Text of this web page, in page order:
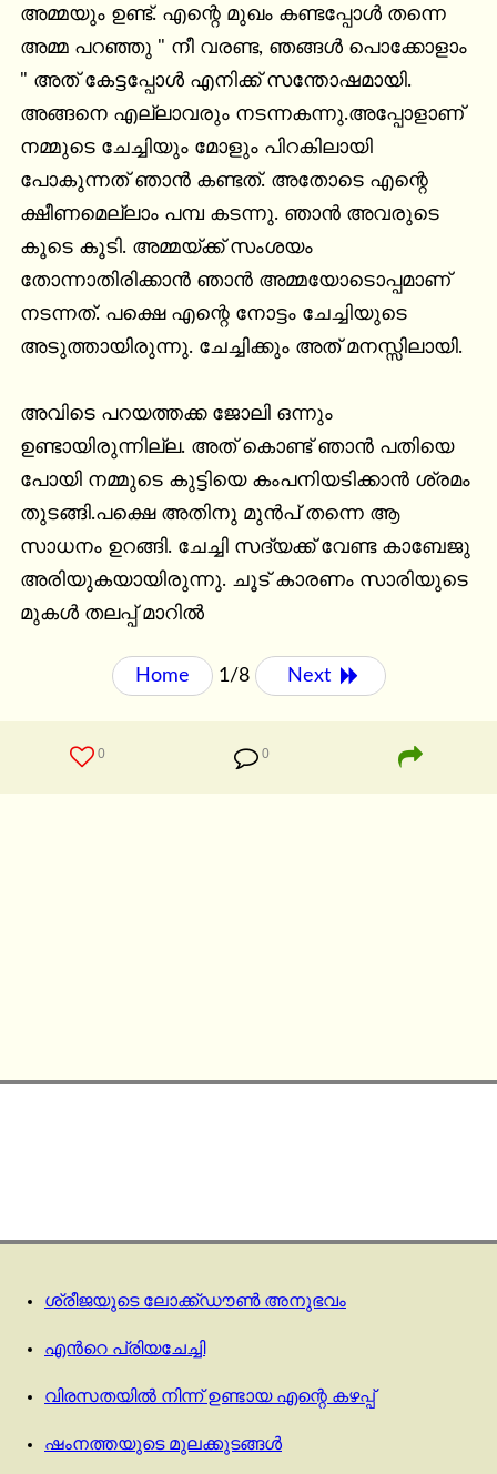
അമ്മയും ഉണ്ട്. എന്റെ മുഖം കണ്ടപ്പോള്‍ തന്നെ
അമ്മ പറഞ്ഞു " നീ വരണ്ട, ഞങ്ങള്‍ പൊക്കോളാം
" അത് കേട്ടപ്പോള്‍ എനിക്ക് സന്തോഷമായി.
അങ്ങനെ എല്ലാവരും നടന്നകന്നു.അപ്പോളാണ്
നമ്മുടെ ചേച്ചിയും മോളും പിറകിലായി
പോകുന്നത് ഞാന്‍ കണ്ടത്. അതോടെ എന്റെ
ക്ഷീണമെല്ലാം പമ്പ കടന്നു. ഞാന്‍ അവരുടെ
കൂടെ കൂടി. അമ്മയ്ക്ക് സംശയം
തോന്നാതിരിക്കാന്‍ ഞാന്‍ അമ്മയോടൊപ്പമാണ്
നടന്നത്. പക്ഷെ എന്റെ നോട്ടം ചേച്ചിയുടെ
അടുത്തായിരുന്നു. ചേച്ചിക്കും അത് മനസ്സിലായി.
അവിടെ പറയത്തക്ക ജോലി ഒന്നും
ഉണ്ടായിരുന്നില്ല. അത് കൊണ്ട് ഞാന്‍ പതിയെ
പോയി നമ്മുടെ കുട്ടിയെ കംപനിയടിക്കാന്‍ ശ്രമം
തുടങ്ങി.പക്ഷെ അതിനു മുന്‍പ് തന്നെ ആ
സാധനം ഉറങ്ങി. ചേച്ചി സദ്യക്ക് വേണ്ട കാബേജു
അരിയുകയായിരുന്നു. ചൂട് കാരണം സാരിയുടെ
മുകള്‍ തലപ്പ്‌ മാറില്‍
Home 1/8 Next
0 0
ശ്രീജയുടെ ലോക്ക്ഡൗൺ അനുഭവം
എന്‍റെ പ്രിയചേച്ചി
വിരസതയിൽ നിന്ന് ഉണ്ടായ എന്റെ കഴപ്പ്
ഷംനത്തയുടെ മുലക്കുടങ്ങൾ